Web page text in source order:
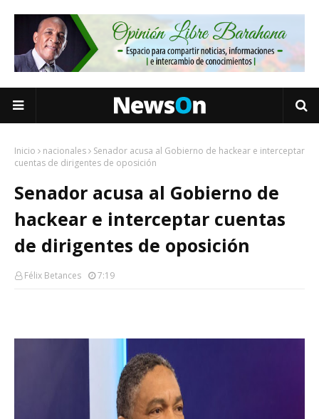
Inicio nacionales
Senador acusa al Gobierno de hackear e interceptar
cuentas de dirigentes de oposición
Senador acusa al Gobierno de
hackear e interceptar cuentas
de dirigentes de oposición
Félix Betances 7:19